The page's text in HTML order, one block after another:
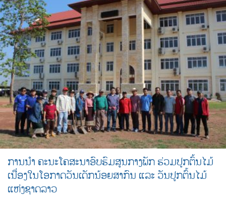
ການນໍາ ຄະນະໂຄສະນາອົບຮົມສູນກາງພັກ ຮ່ວມປູກຕົ້ນໄມ້
ເນື່ອງໃນໂອກາດວັນເດັກນ້ອຍສາກົນ ແລະ ວັນປູກຕົ້ນໄມ້
ແຫ່ງຊາດລາວ